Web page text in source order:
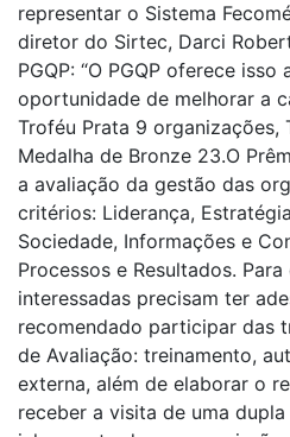
representar o Sistema
diretor do Sirtec, Darci
PGQP: “O PGQP oferece
oportunidade de melhorar a
Troféu Prata 9 organizações,
Medalha de Bronze 23.O
a avaliação da gestão das
critérios: Liderança,
Sociedade, Informações e
Processos e Resultados.
interessadas precisam ter
recomendado participar das
de Avaliação: treinamento,
externa, além de elaborar o
receber a visita de uma